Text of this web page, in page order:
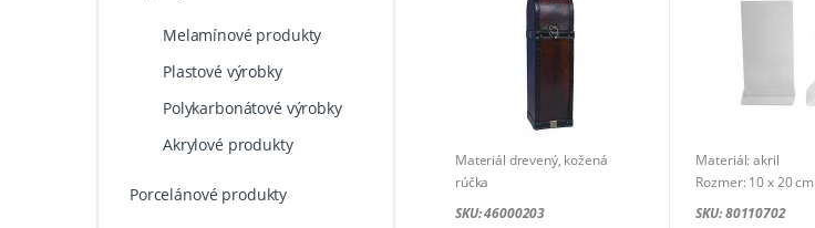
Materiál drevený, kožená
rúčka
Rozmer: 370x110x110 mm
SKU: 46000203
Materiál: akril
Rozmer: 10 x 20 cm
SKU: 80110702
Melamínové produkty
Plastové výrobky
Polykarbonátové výrobky
Akrylové produkty
Porcelánové produkty